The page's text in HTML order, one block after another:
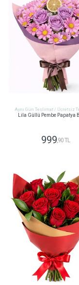
Aynı Gün Teslimat / Ücretsiz
Lila Güllü Pembe Papatya
999,90 TL